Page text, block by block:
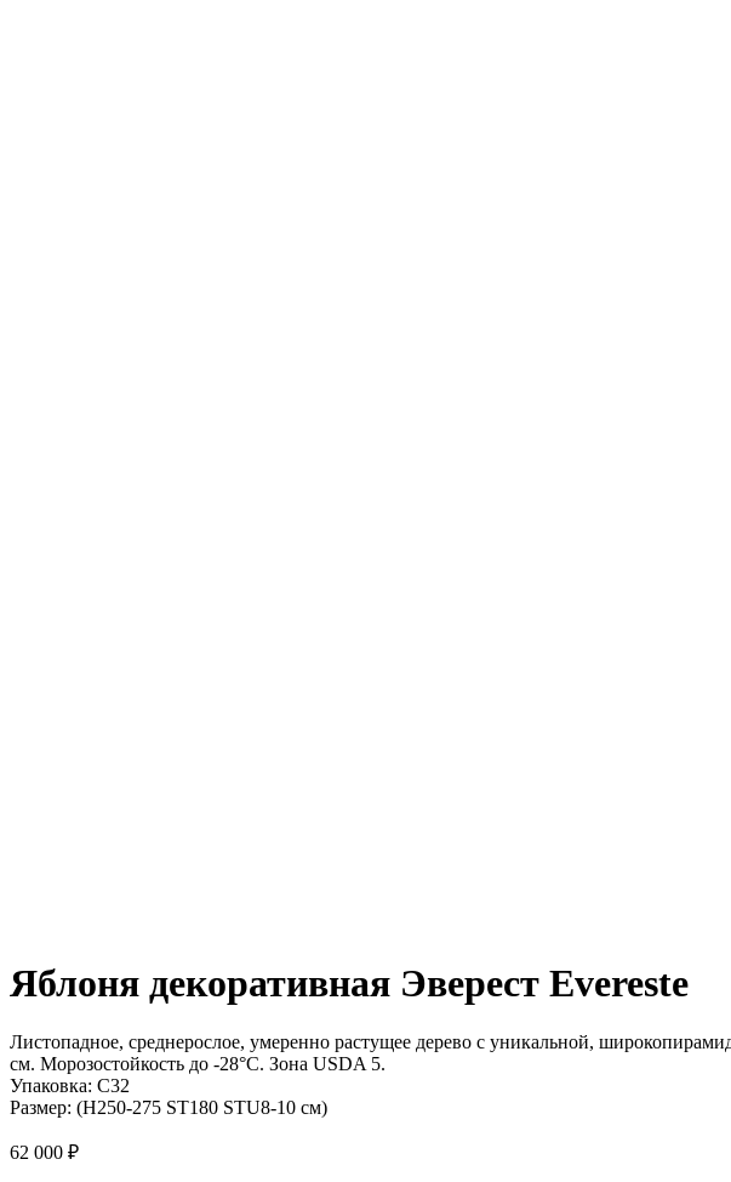
Яблоня декоративная Эверест Evereste
Листопадное, среднерослое, умеренно растущее дерево с уникальной,
см. Морозостойкость до -28°C. Зона USDA 5.
Упаковка: C32
Размер: (H250-275 ST180 STU8-10 см)
62 000 ₽